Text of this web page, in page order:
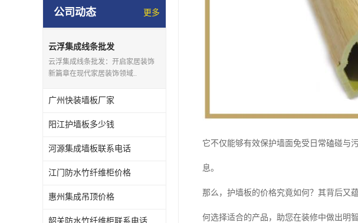
公司动态 更多
云浮集成线条批发
云浮集成线条批发：开启家居装饰
新篇章在现代家居装饰领域..
广州快装墙板厂家
阳江护墙板多少钱
河源集成墙板联系电话
江门防水竹纤维柜价格
惠州集成吊顶价格
韶关防水竹纤维柜联系电话
它不仅能够有效保护墙面免受日常磕碰与
息。
那么，护墙板的价格究竟如何？其背后又
何选择适合的产品，助您在装修中做出明智